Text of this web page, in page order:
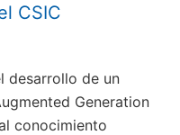
CSIC
desarrollo de un
Generation
conocimiento